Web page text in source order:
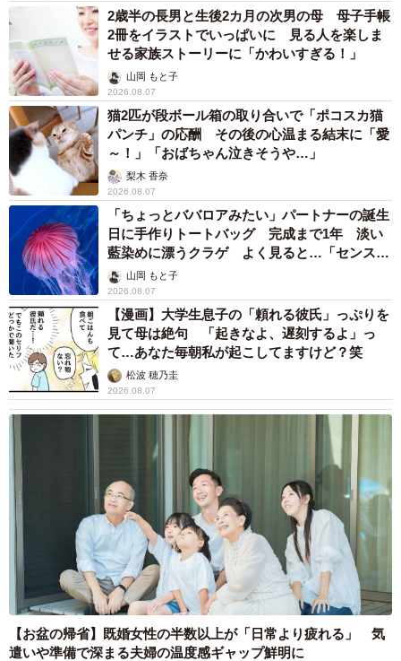
2歳半の長男と生後2カ月の次男の母 母子手帳
2冊をイラストでいっぱいに 見る人を楽しま
せる家族ストーリーに「かわいすぎる！」
山岡 もと子
2026.08.07
猫2匹が段ボール箱の取り合いで「ポコスカ猫
パンチ」の応酬 その後の心温まる結末に「愛
～！」「おばちゃん泣きそうや…」
梨木 香奈
2026.08.07
「ちょっとババロアみたい」パートナーの誕生
日に手作りトートバッグ 完成まで1年 淡い
藍染めに漂うクラゲ よく見ると…「センスす
ごい」山岡 もと子
2026.08.07
【漫画】大学生息子の「頼れる彼氏」っぷりを
見て母は絶句 「起きなよ、遅刻するよ」っ
て…あなた毎朝私が起こしてますけど？笑
松波 穂乃圭
2026.08.07
【お盆の帰省】既婚女性の半数以上が「日常より疲れる」 気
遣いや準備で深まる夫婦の温度感ギャップ鮮明に